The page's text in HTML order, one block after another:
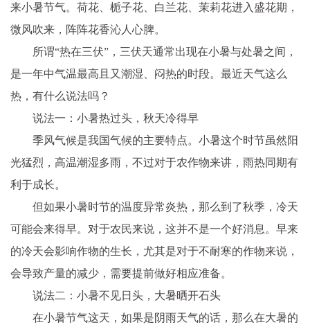
来小暑节气。荷花、栀子花、白兰花、茉莉花进入盛花期，
微风吹来，阵阵花香沁人心脾。
所谓“热在三伏”，三伏天通常出现在小暑与处暑之间，
是一年中气温最高且又潮湿、闷热的时段。最近天气这么
热，有什么说法吗？
说法一：小暑热过头，秋天冷得早
季风气候是我国气候的主要特点。小暑这个时节虽然阳
光猛烈，高温潮湿多雨，不过对于农作物来讲，雨热同期有
利于成长。
但如果小暑时节的温度异常炎热，那么到了秋季，冷天
可能会来得早。对于农民来说，这并不是一个好消息。早来
的冷天会影响作物的生长，尤其是对于不耐寒的作物来说，
会导致产量的减少，需要提前做好相应准备。
说法二：小暑不见日头，大暑晒开石头
在小暑节气这天，如果是阴雨天气的话，那么在大暑的